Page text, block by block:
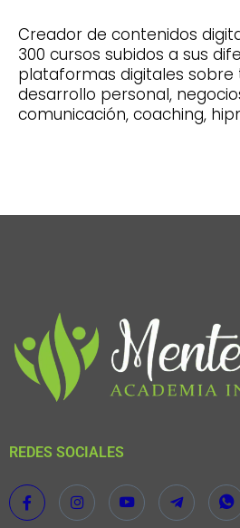
Creador de contenidos
300 cursos subidos a sus
plataformas digitales sobre
desarrollo personal,
comunicación, coaching,
REDES SOCIALES